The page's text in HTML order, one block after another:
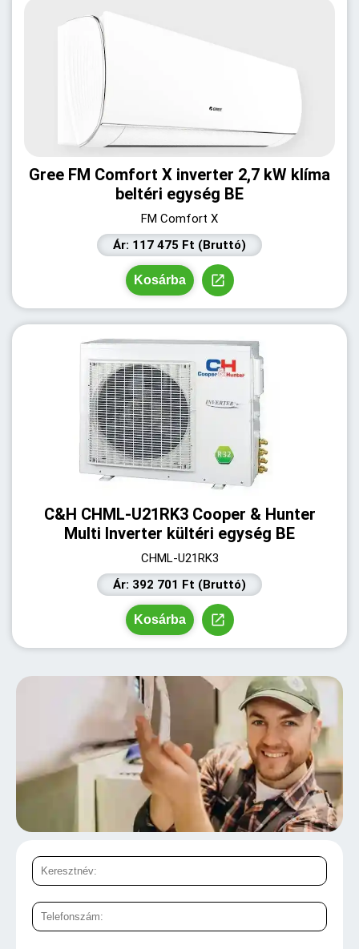
Gree FM Comfort X inverter 2,7 kW klíma
beltéri egység BE
FM Comfort X
Ár: 117 475 Ft (Bruttó)
Kosárba
C&H CHML-U21RK3 Cooper & Hunter
Multi Inverter kültéri egység BE
CHML-U21RK3
Ár: 392 701 Ft (Bruttó)
Kosárba